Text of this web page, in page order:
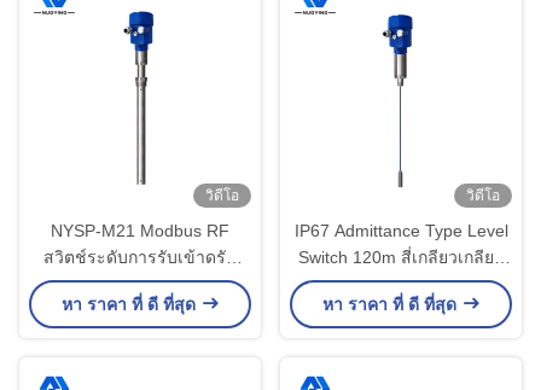
วิดีโอ
NYSP-M21 Modbus RF
สวิตช์ระดับการรับเข้าดรัม
ฮาร์ดร็อด
หา ราคา ที่ ดี ที่สุด
วิดีโอ
IP67 Admittance Type Level
Switch 120m สี่เกลียวเกลียว
สำหรับ Deep Well
หา ราคา ที่ ดี ที่สุด